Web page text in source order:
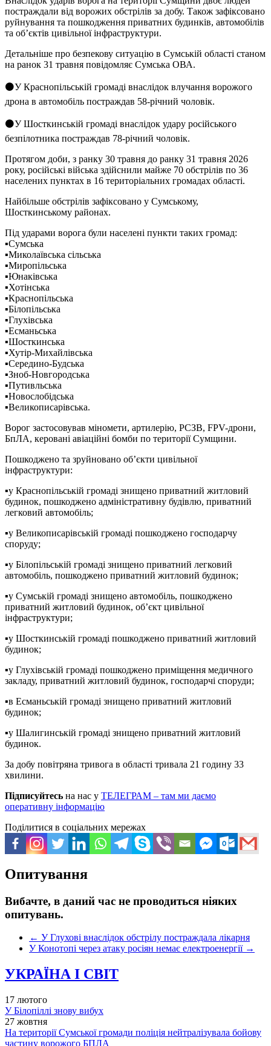
постраждали від ворожих обстрілів за добу. Також зафіксовано
руйнування та пошкодження приватних будинків, автомобілів
та об’єктів цивільної інфраструктури.
Детальніше про безпекову ситуацію в Сумській області станом
на ранок 31 травня повідомляє Сумська ОВА.
⚫️У Краснопільській громаді внаслідок влучання ворожого
дрона в автомобіль постраждав 58-річний чоловік.
⚫️У Шосткинській громаді внаслідок удару російського
безпілотника постраждав 78-річний чоловік.
Протягом доби, з ранку 30 травня до ранку 31 травня 2026
року, російські війська здійснили майже 70 обстрілів по 36
населених пунктах в 16 територіальних громадах області.
Найбільше обстрілів зафіксовано у Сумському,
Шосткинському районах.
Під ударами ворога були населені пункти таких громад:
▪️Сумська
▪️Миколаївська сільська
▪️Миропільська
▪️Юнаківська
▪️Хотінська
▪️Краснопільська
▪️Білопільська
▪️Глухівська
▪️Есманьська
▪️Шосткинська
▪️Хутір-Михайлівська
▪️Середино-Будська
▪️Зноб-Новгородська
▪️Путивльська
▪️Новослобідська
▪️Великописарівська.
Ворог застосовував міномети, артилерію, РСЗВ, FPV-дрони,
БпЛА, керовані авіаційні бомби по території Сумщини.
Пошкоджено та зруйновано об’єкти цивільної
інфраструктури:
▪️у Краснопільській громаді знищено приватний житловий
будинок, пошкоджено адміністративну будівлю, приватний
легковий автомобіль;
▪️у Великописарівській громаді пошкоджено господарчу
споруду;
▪️у Білопільській громаді знищено приватний легковий
автомобіль, пошкоджено приватний житловий будинок;
▪️у Сумській громаді знищено автомобіль, пошкоджено
приватний житловий будинок, об’єкт цивільної
інфраструктури;
▪️у Шосткинській громаді пошкоджено приватний житловий
будинок;
▪️у Глухівській громаді пошкоджено приміщення медичного
закладу, приватний житловий будинок, господарчі споруди;
▪️в Есманьській громаді знищено приватний житловий
будинок;
▪️у Шалигинській громаді знищено приватний житловий
будинок.
За добу повітряна тривога в області тривала 21 годину 33
хвилини.
Підписуйтесь на нас у ТЕЛЕГРАМ – там ми даємо
оперативну інформацію
Поділитися в соціальних мережах
Опитування
Вибачте, в даний час не проводиться ніяких
опитувань.
← У Глухові внаслідок обстрілу постраждала лікарня
У Конотопі через атаку росіян немає електроенергії →
УКРАЇНА І СВІТ
17 лютого
У Білопіллі знову вибух
27 жовтня
На території Сумської громади поліція нейтралізувала бойову
частину ворожого БПЛА